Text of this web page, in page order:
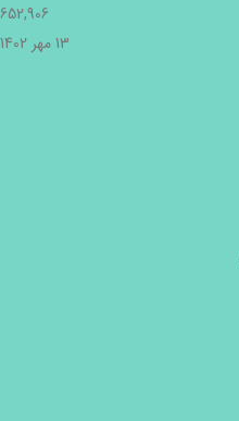
652,906
13 مهر 1402